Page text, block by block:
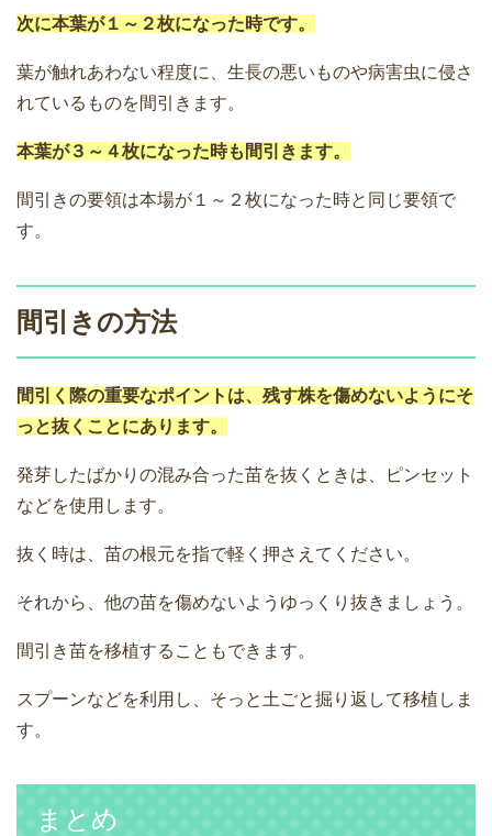
次に本葉が１～２枚になった時です。
葉が触れあわない程度に、生長の悪いものや病害虫に侵さ
れているものを間引きます。
本葉が３～４枚になった時も間引きます。
間引きの要領は本場が１～２枚になった時と同じ要領で
す。
間引きの方法
間引く際の重要なポイントは、残す株を傷めないようにそ
っと抜くことにあります。
発芽したばかりの混み合った苗を抜くときは、ピンセット
などを使用します。
抜く時は、苗の根元を指で軽く押さえてください。
それから、他の苗を傷めないようゆっくり抜きましょう。
間引き苗を移植することもできます。
スプーンなどを利用し、そっと土ごと掘り返して移植しま
す。
まとめ